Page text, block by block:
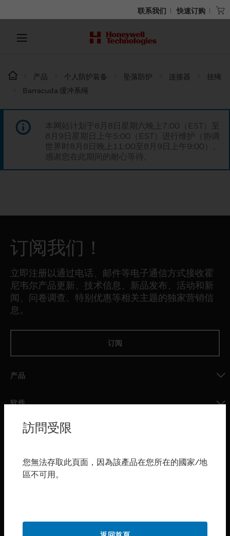
联系我们 快速订购
产品 个人防护装备 坠落防护 连接器
挂绳
Barracuda 缓冲系绳
本网站计划于8月8日星期六晚上7:00（EST）至
8月9日星期日上午5:00（EST）进行维护（协调
世界时8月8日晚上11:00至8月9日上午9:00）。
感谢您在此期间的耐心等待。
订阅我们！
立即注册以通过电话、邮件等电子通信方式接收霍
尼韦尔产品更新、技术信息、新品发布、活动和新
闻、问卷调查、特别优惠等相关主题的独家营销信
息。
订阅
产品
软件
toggle view
服务
行业
toggle view
訪問受限
您無法存取此頁面，因為該產品在您所在的國家/地
區不可用。